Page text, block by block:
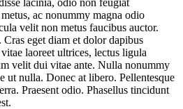
ac nonummy magna odio
velit non metus faucibus auctor.
eget diam et dolor dapibus
laoreet ultrices, lectus ligula
velit dui vitae ante. Nulla nonummy
ut nulla. Donec at libero. Pellentesque
Praesent odio. Phasellus tincidunt